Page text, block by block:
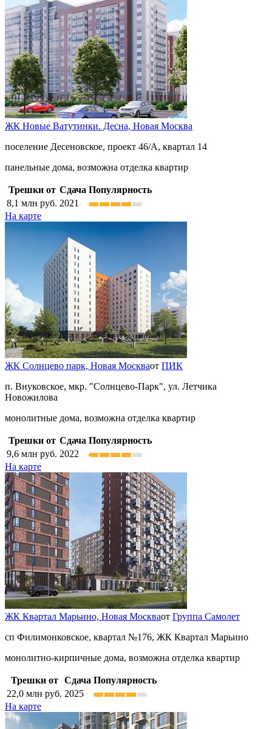
ЖК Новые Ватутинки. Десна, Новая Москва
поселение Десеновское, проект 46/А, квартал 14
панельные дома, возможна отделка квартир
Трешки от Сдача Популярность
8,1 млн руб. 2021
На карте
ЖК Солнцево парк, Новая Москваот ПИК
п. Внуковское, мкр. "Солнцево-Парк", ул. Летчика
Новожилова
монолитные дома, возможна отделка квартир
Трешки от Сдача Популярность
9,6 млн руб. 2022
На карте
ЖК Квартал Марьино, Новая Москваот Группа Самолет
сп Филимонковское, квартал №176, ЖК Квартал Марьино
монолитно-кирпичные дома, возможна отделка квартир
Трешки от Сдача Популярность
22,0 млн руб. 2025
На карте